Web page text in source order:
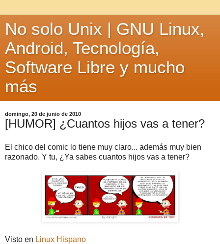
No solo Unix | GNU Linux,
Android, Tecnología,
Software Libre y mucho
más
domingo, 20 de junio de 2010
[HUMOR] ¿Cuantos hijos vas a tener?
El chico del comic lo tiene muy claro... además muy bien
razonado. Y tu, ¿Ya sabes cuantos hijos vas a tener?
Visto en Linux Hispano